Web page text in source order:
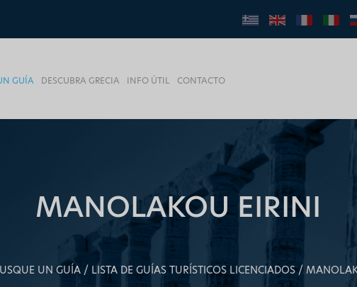
GUÍA DESCUBRA GRECIA INFO ÚTIL CONTACTO
MANOLAKOU EIRINI
UN GUÍA LISTA DE GUÍAS TURÍSTICOS LICENCIADOS